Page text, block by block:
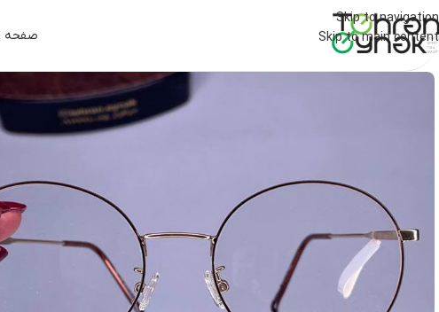
Skip to navigation
Skip to main content
صفحه